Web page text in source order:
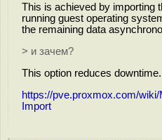
This is achieved by importing
running guest operating
the remaining data
> и зачем?
This option reduces downtime.
https://pve.proxmox.com/
Import